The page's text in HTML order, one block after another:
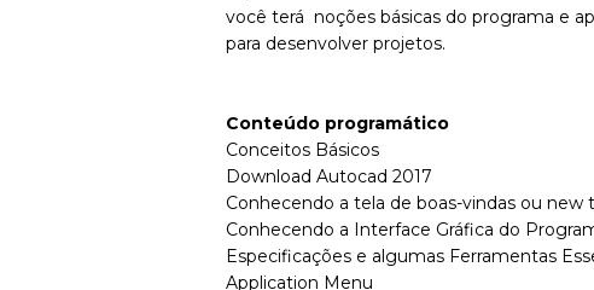
você terá noções básicas do programa e
para desenvolver projetos.
Conteúdo programático
Conceitos Básicos
Download Autocad 2017
Conhecendo a tela de boas-vindas ou new
Conhecendo a Interface Gráfica do
Especificações e algumas Ferramentas
Application Menu